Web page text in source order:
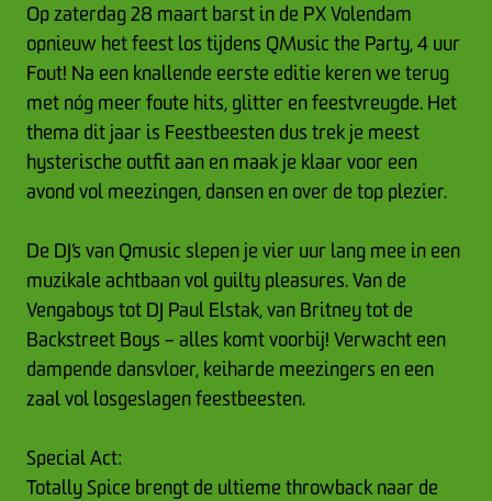
Op zaterdag 28 maart barst in de PX Volendam
opnieuw het feest los tijdens QMusic the Party, 4 uur
Fout! Na een knallende eerste editie keren we terug
met nóg meer foute hits, glitter en feestvreugde. Het
thema dit jaar is Feestbeesten dus trek je meest
hysterische outfit aan en maak je klaar voor een
avond vol meezingen, dansen en over de top plezier.
De DJ’s van Qmusic slepen je vier uur lang mee in een
muzikale achtbaan vol guilty pleasures. Van de
Vengaboys tot DJ Paul Elstak, van Britney tot de
Backstreet Boys – alles komt voorbij! Verwacht een
dampende dansvloer, keiharde meezingers en een
zaal vol losgeslagen feestbeesten.
Special Act:
Totally Spice brengt de ultieme throwback naar de